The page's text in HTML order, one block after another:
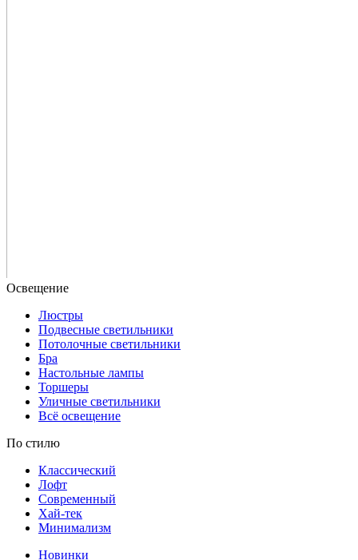
Люстры
Подвесные светильники
Потолочные светильники
Бра
Настольные лампы
Торшеры
Уличные светильники